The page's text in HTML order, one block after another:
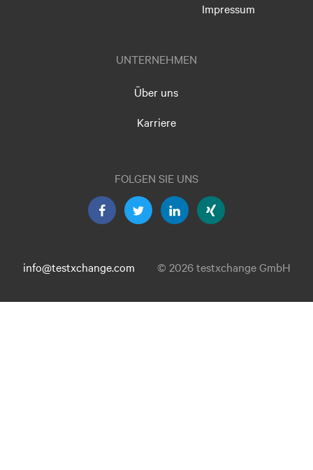
Impressum
UNTERNEHMEN
Über uns
Karriere
FOLGEN SIE UNS
info@testxchange.com © 2026 testxchange GmbH